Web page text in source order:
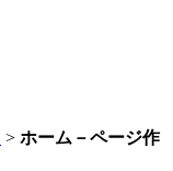
> ホーム－ページ作